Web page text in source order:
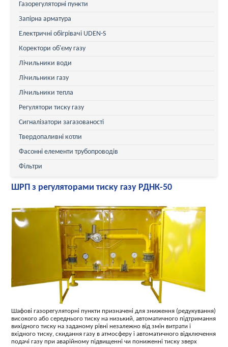
Газорегуляторні пункти
Запірна арматура
Електричні обігрівачі UDEN-S
Коректори об'єму газу
Лічильники води
Лічильники газу
Лічильники тепла
Регулятори тиску газу
Сигналізатори загазованості
Твердопаливні котли
Фасонні елементи трубопроводів
Фільтри
ШРП з регуляторами тиску газу РДНК-50
Шафові газорегуляторні пункти призначені для зниження (редукування)
високого або середнього тиску на низький, автоматичного підтримання
вихідного тиску на заданому рівні незалежно від змін витрати і
вхідного тиску, скидання газу в атмосферу і автоматичного відключення
подачі газу при аварійному підвищенні чи пониженні тиску зверх